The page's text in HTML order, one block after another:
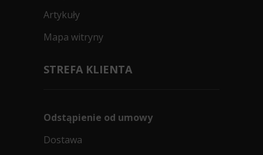
Artykuły
Mapa witryny
STREFA KLIENTA
Odstąpienie od umowy
Dostawa